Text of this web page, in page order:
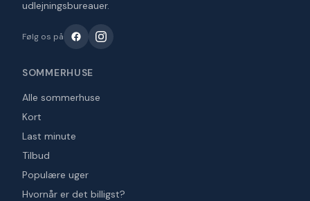
udlejningsbureauer.
Følg os på
SOMMERHUSE
Alle sommerhuse
Kort
Last minute
Tilbud
Populære uger
Hvornår er det billigst?